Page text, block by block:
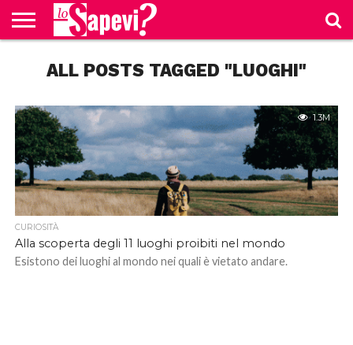
BENESSERE
GOSSIP
PRODOTTI
AMAZON
NEWS
CASA E
CUCINA
ALL POSTS TAGGED "LUOGHI"
1.3M
CURIOSITÀ
Alla scoperta degli 11 luoghi proibiti nel mondo
Esistono dei luoghi al mondo nei quali è vietato andare.